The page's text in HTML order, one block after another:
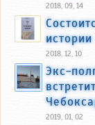
2018, 09, 14
2018, 12, 10
Экс-
2019, 01, 02